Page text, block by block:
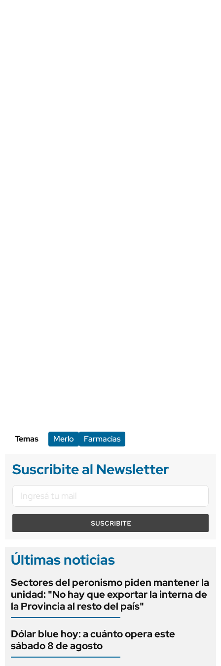
Temas Merlo Farmacias
Suscribite al Newsletter
SUSCRIBITE
Últimas noticias
Sectores del peronismo piden mantener la
unidad: "No hay que exportar la interna de
la Provincia al resto del país"
Dólar blue hoy: a cuánto opera este
sábado 8 de agosto